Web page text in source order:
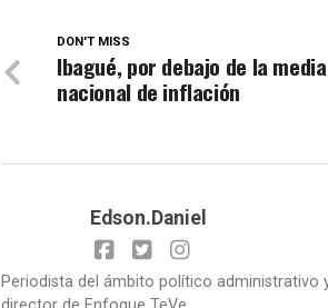
DON'T MISS
Ibagué, por debajo de la media
nacional de inflación
Edson.Daniel
Periodista del ámbito político